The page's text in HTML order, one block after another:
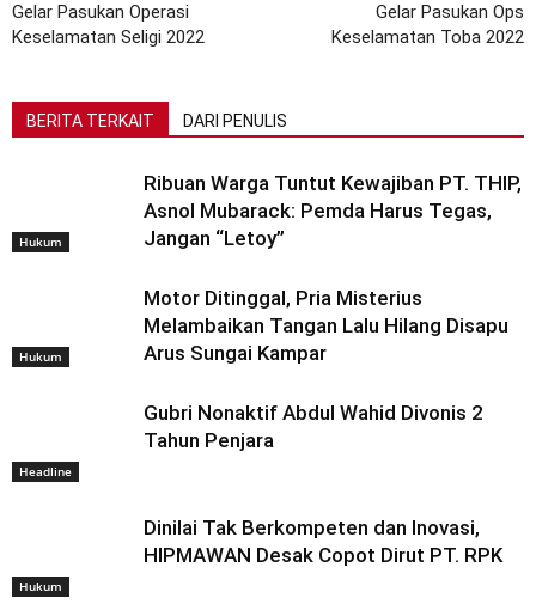
Gelar Pasukan Operasi
Keselamatan Seligi 2022
Gelar Pasukan Ops
Keselamatan Toba 2022
BERITA TERKAIT DARI PENULIS
Hukum
Ribuan Warga Tuntut Kewajiban PT. THIP,
Asnol Mubarack: Pemda Harus Tegas,
Jangan “Letoy”
Hukum
Motor Ditinggal, Pria Misterius
Melambaikan Tangan Lalu Hilang Disapu
Arus Sungai Kampar
Headline
Gubri Nonaktif Abdul Wahid Divonis 2
Tahun Penjara
Hukum
Dinilai Tak Berkompeten dan Inovasi,
HIPMAWAN Desak Copot Dirut PT. RPK